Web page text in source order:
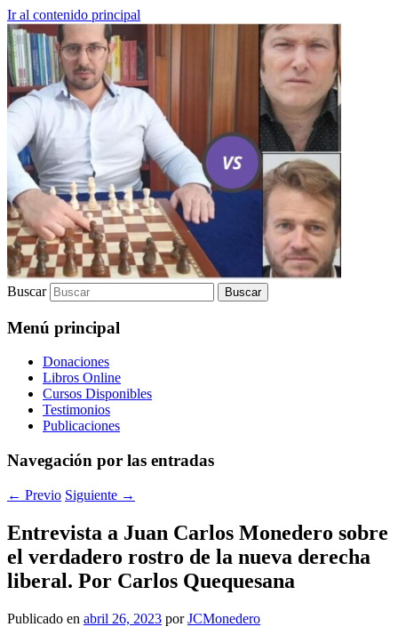
Ir al contenido principal
Juan Carlos Monedero
Lic. Filosofía | Docente | Autor |
Conferencista | Fund. Academia Catena
Aurea
Buscar
Menú principal
Donaciones
Libros Online
Cursos Disponibles
Testimonios
Publicaciones
Navegación por las entradas
← Previo Siguiente →
Entrevista a Juan Carlos Monedero sobre
el verdadero rostro de la nueva derecha
liberal. Por Carlos Quequesana
Publicado en abril 26, 2023 porJCMonedero